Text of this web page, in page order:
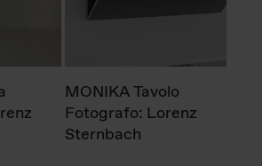
MONIKA Tavolo
Fotografo: Lorenz
Sternbach